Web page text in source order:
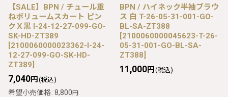
【SALE】BPN / チュール重
ねボリュームスカート ピン
クＸ黒 I-24-12-27-099-GO-
SK-HD-ZT389
[2100060000023362-I-24-
12-27-099-GO-SK-HD-
ZT389]
7,040円 (税込)
希望小売価格: 8,800円
BPN / ハイネック半袖ブラウ
ス 白 T-26-05-31-001-GO-
BL-SA-ZT388
[2100060000045623-T-26-
05-31-001-GO-BL-SA-
ZT388]
11,000円 (税込)